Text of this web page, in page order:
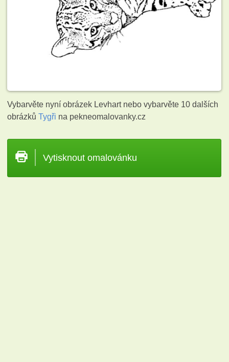
Vybarvěte nyní obrázek Levhart nebo vybarvěte 10 dalších
obrázkůTygři na pekneomalovanky.cz
Vytisknout omalovánku